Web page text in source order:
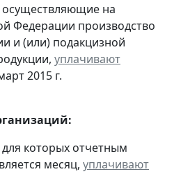
осуществляющие на
Федерации производство
и (или) подакцизной
уплачивают
2015 г.
которых отчетным
месяц, уплачивают